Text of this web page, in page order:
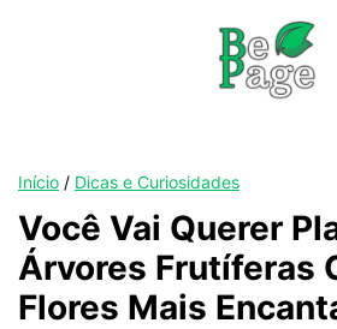
Início / Dicas e Curiosidades
Você Vai Querer
Árvores Frutíferas
Flores Mais